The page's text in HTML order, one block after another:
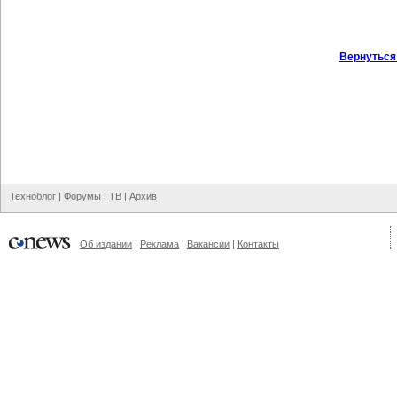
Техноблог | Форумы | ТВ | Архив
Об издании | Реклама | Вакансии | Контакты